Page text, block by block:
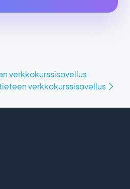
verkkokurssisovellus
verkkokurssisovellus